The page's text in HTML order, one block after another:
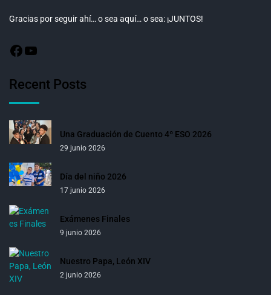
Gracias por seguir ahí… o sea aquí… o sea: ¡JUNTOS!
Recent Posts
Una Graduación de Cuento 4º ESO 2026
29 junio 2026
Día del niño 2026
17 junio 2026
Exámenes Finales
9 junio 2026
Nuestro Papa, León XIV
2 junio 2026